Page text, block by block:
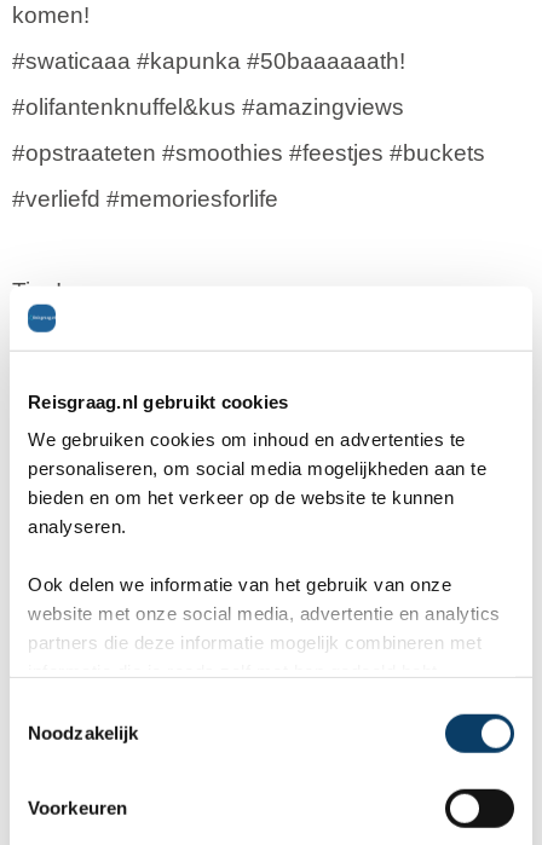
Reisgraag.nl gebruikt cookies
We gebruiken cookies om inhoud en advertenties te
personaliseren, om social media mogelijkheden aan te
bieden en om het verkeer op de website te kunnen
analyseren.
Ook delen we informatie van het gebruik van onze
website met onze social media, advertentie en analytics
partners die deze informatie mogelijk combineren met
Noodzakelijk
Voorkeuren
komen!
#swaticaaa #kapunka #50baaaaaath!
#olifantenknuffel&kus #amazingviews
#opstraateten #smoothies #feestjes #buckets
#verliefd #memoriesforlife
Tips!
Ontdek Bangkok per fiets! Ko van Kessel
Over heel de stad uitkijken? Neem een drankje in
de skybar van het Lebua hotel in Bangkok, waar
ook de film Hangover II is opgenomen.
alleen binnen met nette kleding en dichte
schoenen. Het is redelijk prijzig.
punt van het mooie eiland Koh Samui voor tien
euro pp.